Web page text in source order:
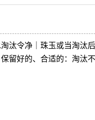
汰令净｜珠玉或当淘汰
留好的、合适的：淘汰